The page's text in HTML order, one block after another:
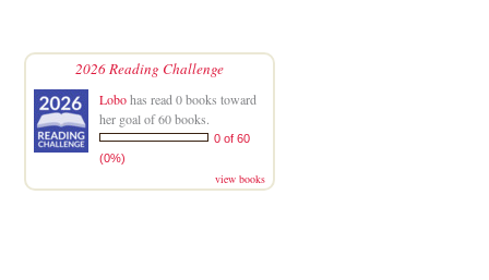
2026 Reading Challenge
Lobohas read 0 books toward
her goal of 60 books.
0 of 60
(0%)
view books